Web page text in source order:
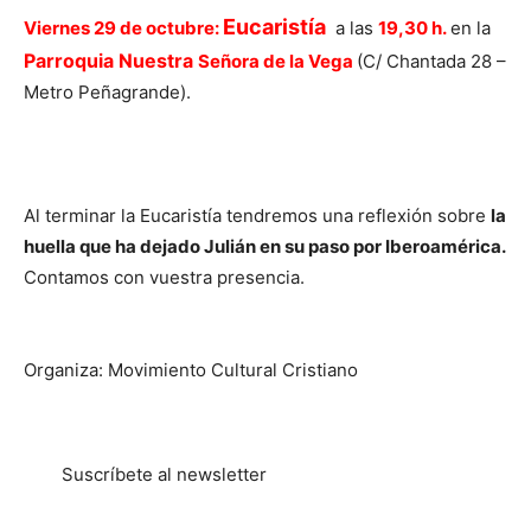
Viernes 29 de octubre: Eucaristía a las 19,30 h.en la
Parroquia Nuestra Señora de la Vega (C/ Chantada 28 –
Metro Peñagrande).
Al terminar la Eucaristía tendremos una reflexión sobre la
huella que ha dejado Julián en su paso por Iberoamérica.
Contamos con vuestra presencia.
Organiza: Movimiento Cultural Cristiano
Suscríbete al newsletter